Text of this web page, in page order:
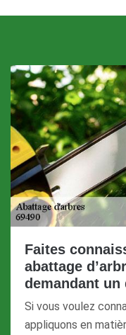
Faites
abattage
demandant un
Si vous voulez
appliquons en